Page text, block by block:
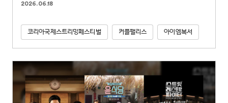
2026.06.18
코리아국제스트리밍페스티벌 커플팰리스 아이엠복서